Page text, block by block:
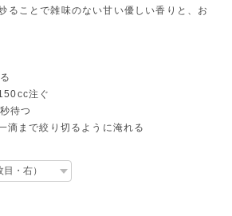
ることで雑味のない甘い優しい香りと、お
注ぐ
待つ
滴まで絞り切るように淹れる